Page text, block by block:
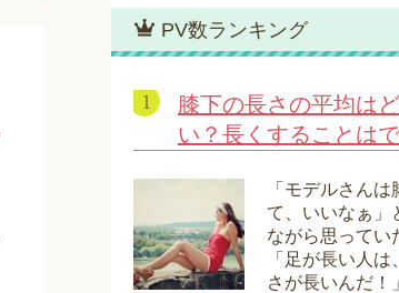
PV数ランキング
膝下の長さの平均は
い？長くすることは
「モデルさんは
て、いいなぁ」
ながら思ってい
「足が長い人
さが長いんだ！